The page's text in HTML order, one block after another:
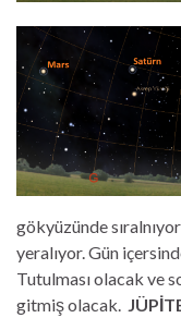
gökyüzünde
yeralıyor. Gün
Tutulması olacak ve
gitmiş olacak.